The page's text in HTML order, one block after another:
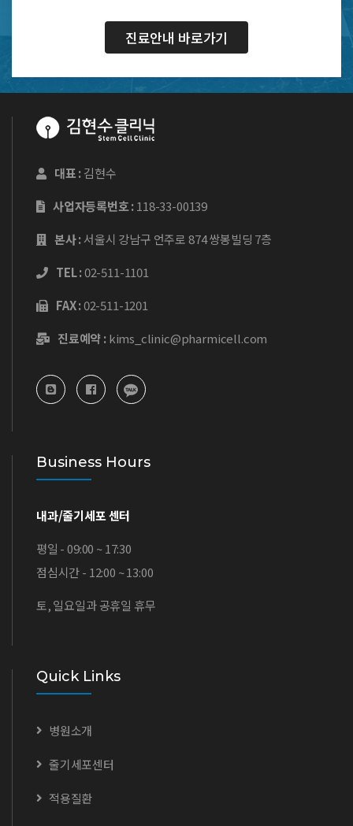
진료안내 바로가기
대표 :김현수
사업자등록번호 :118-33-00139
본사 :서울시 강남구 언주로 874 쌍봉빌딩 7층
TEL :02-511-1101
FAX :02-511-1201
진료예약 :kims_clinic@pharmicell.com
Business Hours
내과/줄기세포 센터
평일 - 09:00 ~ 17:30
점심시간 - 12:00 ~ 13:00
토, 일요일과 공휴일 휴무
Quick Links
병원소개
줄기세포센터
적용질환